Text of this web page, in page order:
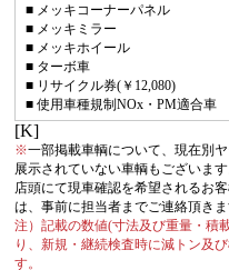
■ メッキコーナーパネル
■ メッキミラー
■ メッキホイール
■ ターボ車
■ リサイクル券(￥12,080)
■ 使用車種規制NOx・PM適合車
[K]
※一部掲載車輌について、現在別
展示されていない車輌もございます
店頭にて現車確認を希望されるお
は、事前に担当者までご連絡頂き
注）記載の数値(寸法及び重量・積
り、新規・継続検査時に減トン及
す。